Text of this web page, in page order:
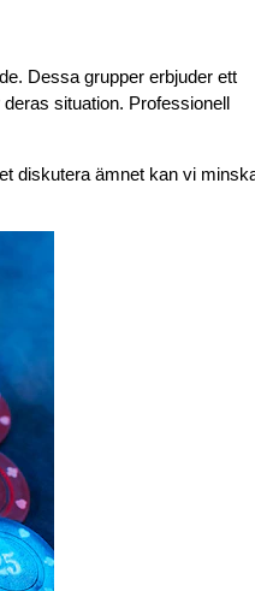
Dessa grupper erbjuder ett
situation. Professionell
diskutera ämnet kan vi